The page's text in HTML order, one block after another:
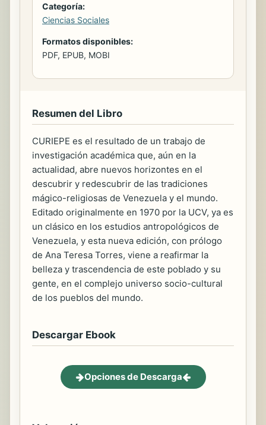
Categoría:
Ciencias Sociales
Formatos disponibles:
PDF, EPUB, MOBI
Resumen del Libro
CURIEPE es el resultado de un trabajo de
investigación académica que, aún en la
actualidad, abre nuevos horizontes en el
descubrir y redescubrir de las tradiciones
mágico-religiosas de Venezuela y el mundo.
Editado originalmente en 1970 por la UCV, ya es
un clásico en los estudios antropológicos de
Venezuela, y esta nueva edición, con prólogo
de Ana Teresa Torres, viene a reafirmar la
belleza y trascendencia de este poblado y su
gente, en el complejo universo socio-cultural
de los pueblos del mundo.
Descargar Ebook
Opciones de Descarga